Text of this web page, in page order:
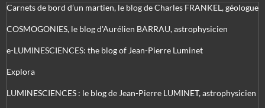
Carnets de bord d’un martien, le blog de Charles FRANKEL, géologue
COSMOGONIES, le blog d'Aurélien BARRAU, astrophysicien
e-LUMINESCIENCES: the blog of Jean-Pierre Luminet
Explora
LUMINESCIENCES : le blog de Jean-Pierre LUMINET, astrophysicien